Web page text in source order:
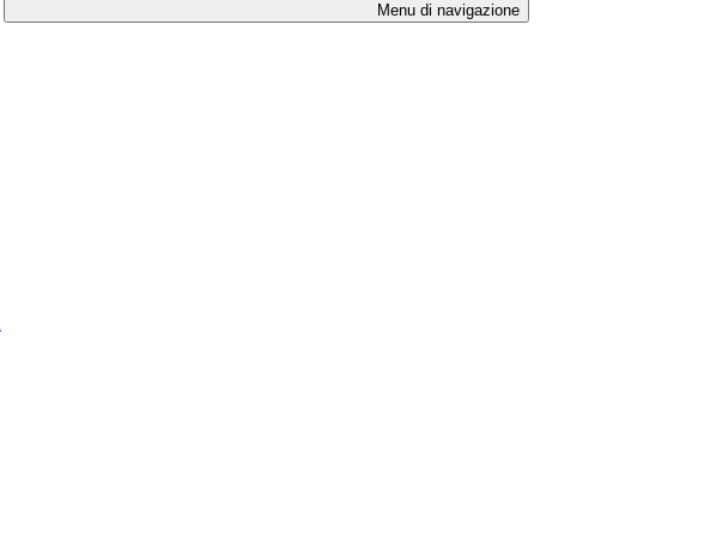
Menu di navigazione